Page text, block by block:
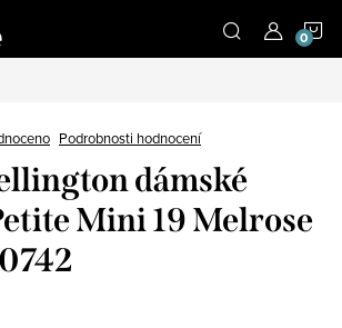
Podrobnosti hodnocení
dámské
Mini 19 Melrose